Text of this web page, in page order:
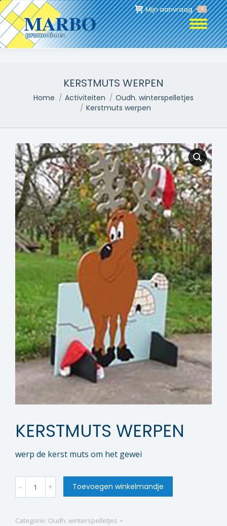
Mijn aanvraag 0
KERSTMUTS WERPEN
Je bent hier:
Home Activiteiten
Oudh. winterspelletjes
Kerstmuts werpen
KERSTMUTS WERPEN
werp de kerst muts om het gewei
Kerstmuts
werpen
Toevoegen winkelmandje
Categorie: Oudh. winterspelletjes